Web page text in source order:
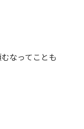
なってことも